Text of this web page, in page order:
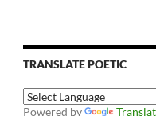
TRANSLATE POETIC
Powered by